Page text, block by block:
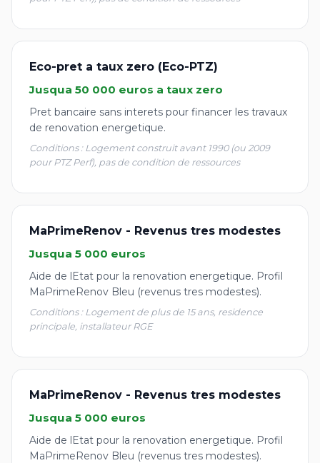
Eco-pret a taux zero (Eco-PTZ)
Jusqua 50 000 euros a taux zero
Pret bancaire sans interets pour financer les travaux
de renovation energetique.
Conditions : Logement construit avant 1990 (ou 2009
pour PTZ Perf), pas de condition de ressources
MaPrimeRenov - Revenus tres modestes
Jusqua 5 000 euros
Aide de lEtat pour la renovation energetique. Profil
MaPrimeRenov Bleu (revenus tres modestes).
Conditions : Logement de plus de 15 ans, residence
principale, installateur RGE
MaPrimeRenov - Revenus tres modestes
Jusqua 5 000 euros
Aide de lEtat pour la renovation energetique. Profil
MaPrimeRenov Bleu (revenus tres modestes).